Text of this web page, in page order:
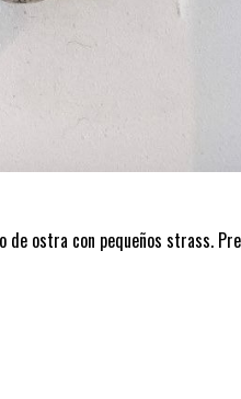
de ostra con pequeños strass.